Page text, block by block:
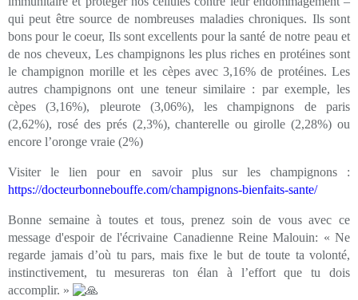
qui peut être source de nombreuses maladies chroniques. Ils sont
bons pour le coeur, Ils sont excellents pour la santé de notre peau et
de nos cheveux, Les champignons les plus riches en protéines sont
le champignon morille et les cèpes avec 3,16% de protéines. Les
autres champignons ont une teneur similaire : par exemple, les
cèpes (3,16%), pleurote (3,06%), les champignons de paris
(2,62%), rosé des prés (2,3%), chanterelle ou girolle (2,28%) ou
encore l’oronge vraie (2%)
Visiter le lien pour en savoir plus sur les champignons :
https://docteurbonnebouffe.com/champignons-bienfaits-sante/
Bonne semaine à toutes et tous, prenez soin de vous avec ce
message d'espoir de l'écrivaine Canadienne Reine Malouin: « Ne
regarde jamais d’où tu pars, mais fixe le but de toute ta volonté,
instinctivement, tu mesureras ton élan à l’effort que tu dois
accomplir. »